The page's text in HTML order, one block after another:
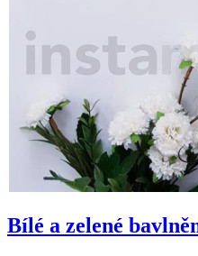
Bílé a zelené